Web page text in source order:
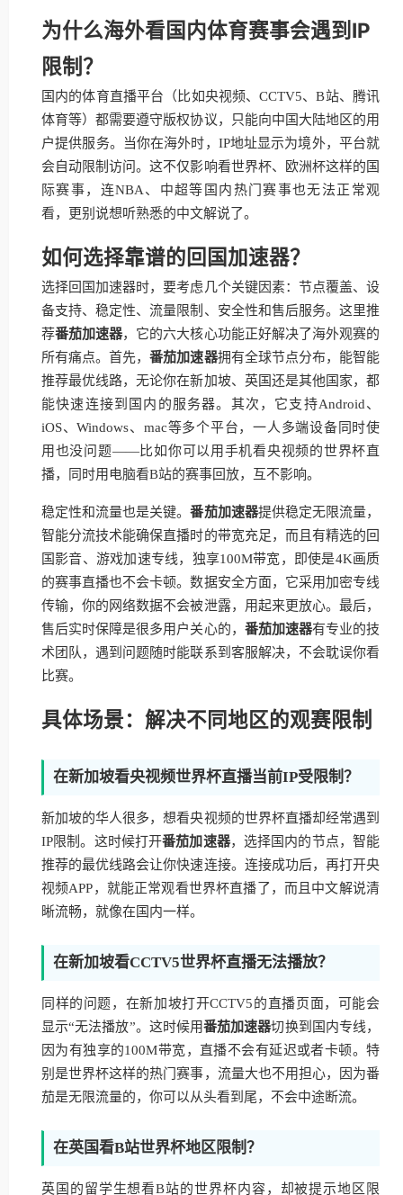
为什么海外看国内体育赛事会遇到IP
限制？
国内的体育直播平台（比如央视频、CCTV5、B站、腾讯
体育等）都需要遵守版权协议，只能向中国大陆地区的用
户提供服务。当你在海外时，IP地址显示为境外，平台就
会自动限制访问。这不仅影响看世界杯、欧洲杯这样的国
际赛事，连NBA、中超等国内热门赛事也无法正常观
看，更别说想听熟悉的中文解说了。
如何选择靠谱的回国加速器？
选择回国加速器时，要考虑几个关键因素：节点覆盖、设
备支持、稳定性、流量限制、安全性和售后服务。这里推
荐番茄加速器，它的六大核心功能正好解决了海外观赛的
所有痛点。首先，番茄加速器拥有全球节点分布，能智能
推荐最优线路，无论你在新加坡、英国还是其他国家，都
能快速连接到国内的服务器。其次，它支持Android、
iOS、Windows、mac等多个平台，一人多端设备同时使
用也没问题——比如你可以用手机看央视频的世界杯直
播，同时用电脑看B站的赛事回放，互不影响。
稳定性和流量也是关键。番茄加速器提供稳定无限流量，
智能分流技术能确保直播时的带宽充足，而且有精选的回
国影音、游戏加速专线，独享100M带宽，即使是4K画质
的赛事直播也不会卡顿。数据安全方面，它采用加密专线
传输，你的网络数据不会被泄露，用起来更放心。最后，
售后实时保障是很多用户关心的， 番茄加速器有专业的技
术团队，遇到问题随时能联系到客服解决，不会耽误你看
比赛。
具体场景：解决不同地区的观赛限制
在新加坡看央视频世界杯直播当前IP受限制？
新加坡的华人很多，想看央视频的世界杯直播却经常遇到
IP限制。这时候打开番茄加速器，选择国内的节点，智能
推荐的最优线路会让你快速连接。连接成功后，再打开央
视频APP，就能正常观看世界杯直播了，而且中文解说清
晰流畅，就像在国内一样。
在新加坡看CCTV5世界杯直播无法播放？
同样的问题，在新加坡打开CCTV5的直播页面，可能会
显示“无法播放”。这时候用番茄加速器切换到国内专线，
因为有独享的100M带宽，直播不会有延迟或者卡顿。特
别是世界杯这样的热门赛事，流量大也不用担心，因为番
茄是无限流量的，你可以从头看到尾，不会中途断流。
在英国看B站世界杯地区限制？
英国的留学生想看B站的世界杯内容，却被提示地区限